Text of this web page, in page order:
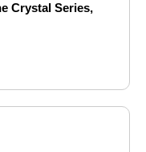
Crystal Series,